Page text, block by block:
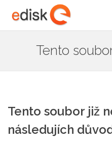
Tento
Tento soubor již
následujích